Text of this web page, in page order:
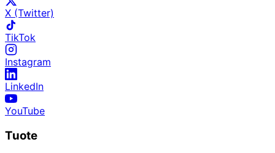
X (Twitter)
TikTok
Instagram
LinkedIn
YouTube
Tuote